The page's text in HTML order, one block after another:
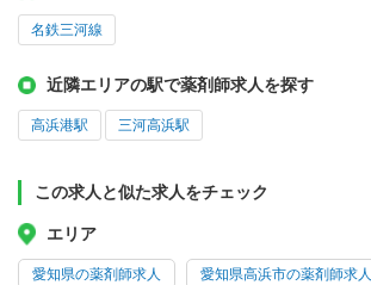
名鉄三河線
近隣エリアの駅で薬剤師求人を探す
高浜港駅 三河高浜駅
この求人と似た求人をチェック
エリア
愛知県の薬剤師求人 愛知県高浜市の薬剤師求人